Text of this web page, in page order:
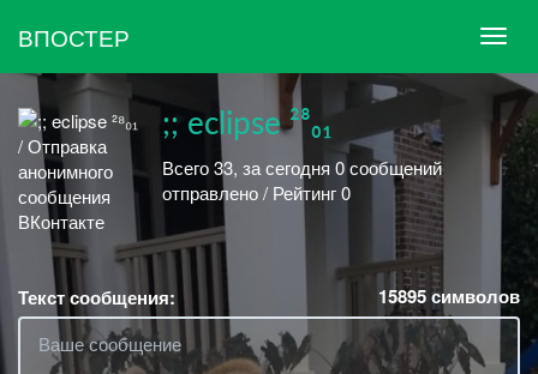
ВПОСТЕР
;; eclipse ²⁸₀₁
Всего 33, за сегодня 0 сообщений
отправлено / Рейтинг 0
Текст сообщения: 15895символов